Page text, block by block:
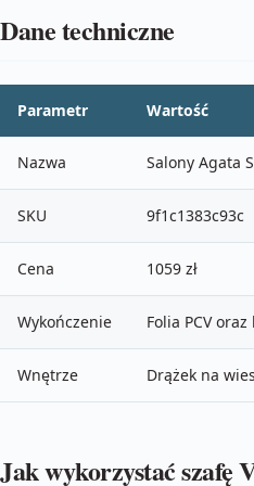
Dane techniczne
Parametr Wartość
Nazwa Salony Agata
SKU 9f1c1383c93c
Cena 1059 zł
Wykończenie Folia PCV
Wnętrze Drążek na
Jak wykorzystać szafę